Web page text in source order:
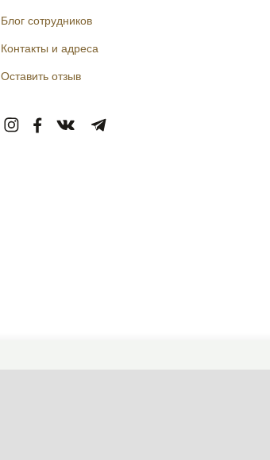
Блог сотрудников
Контакты и адреса
Оставить отзыв